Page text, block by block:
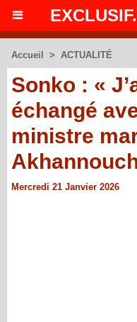
Accueil > ACTUALITÉ
Sonko : «
échangé
ministre
Mercredi 21 Janvier 2026